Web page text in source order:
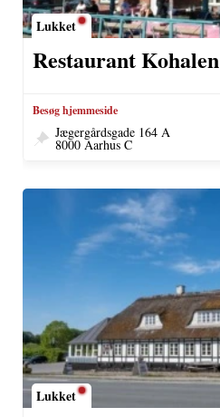
Lukket
Restaurant Kohalen
Besøg hjemmeside
Jægergårdsgade 164 A
8000 Aarhus C
Lukket